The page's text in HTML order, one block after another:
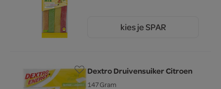
kies je SPAR
Dextro Druivensuiker Citroen
147 Gram